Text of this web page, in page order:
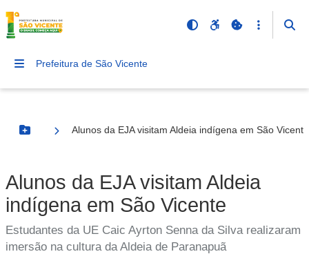
Prefeitura de São Vicente
Botão Menu
Alunos da EJA visitam Aldeia indígena em São Vicente
Alunos da EJA visitam Aldeia
indígena em São Vicente
Estudantes da UE Caic Ayrton Senna da Silva realizaram
imersão na cultura da Aldeia de Paranapuã